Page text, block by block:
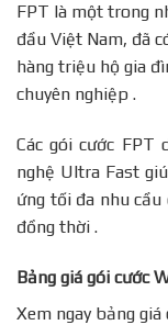
FPT là một trong
đầu Việt Nam, đã
hàng triệu hộ gia
chuyên nghiệp .
Các gói cước FPT
nghệ Ultra Fast
ứng tối đa nhu cầu
đồng thời .
Bảng giá gói cước
Xem ngay bảng